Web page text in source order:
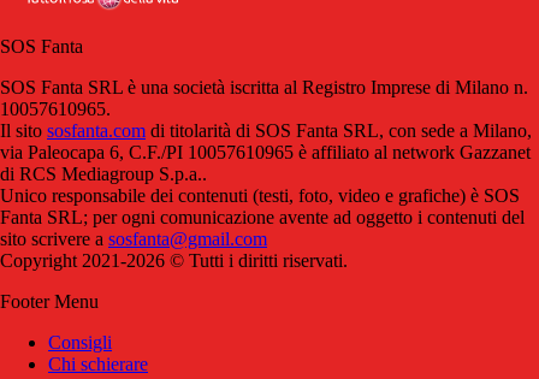
SOS Fanta
SOS Fanta SRL è una società iscritta al Registro Imprese di Milano n.
10057610965.
Il sito sosfanta.com di titolarità di SOS Fanta SRL, con sede a Milano,
via Paleocapa 6, C.F./PI 10057610965 è affiliato al network Gazzanet
di RCS Mediagroup S.p.a..
Unico responsabile dei contenuti (testi, foto, video e grafiche) è SOS
Fanta SRL; per ogni comunicazione avente ad oggetto i contenuti del
sito scrivere a sosfanta@gmail.com
Copyright 2021-2026 © Tutti i diritti riservati.
Footer Menu
Consigli
Chi schierare